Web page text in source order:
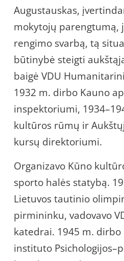
Augustauskas,
mokytojų parengtumą,
rengimo svarbą, tą
būtinybė steigti
baigė VDU
1932 m. dirbo Kauno
inspektoriumi,
kultūros rūmų ir
kursų direktoriumi.
Organizavo Kūno
sporto halės statybą.
Lietuvos tautinio
pirmininku, vadovavo
katedrai. 1945 m.
instituto